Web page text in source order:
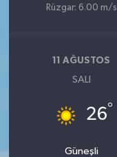
Rüzgar: 6.00 m/s
11 AĞUSTOS
SALI
26°
Güneşli